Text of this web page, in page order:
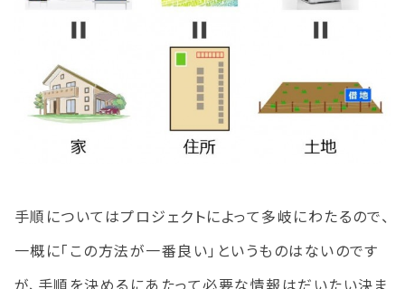
手順についてはプロジェクトによって多岐にわたるので、
一概に「この方法が一番良い」というものはないのです